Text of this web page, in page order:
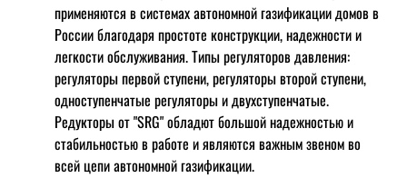
применяются в системах автономной газификации домов в
России благодаря простоте конструкции, надежности и
легкости обслуживания. Типы регуляторов давления:
регуляторы первой ступени, регуляторы второй ступени,
одноступенчатые регуляторы и двухступенчатые.
Редукторы от "SRG" обладют большой надежностью и
стабильностью в работе и являются важным звеном во
всей цепи автономной газификации.